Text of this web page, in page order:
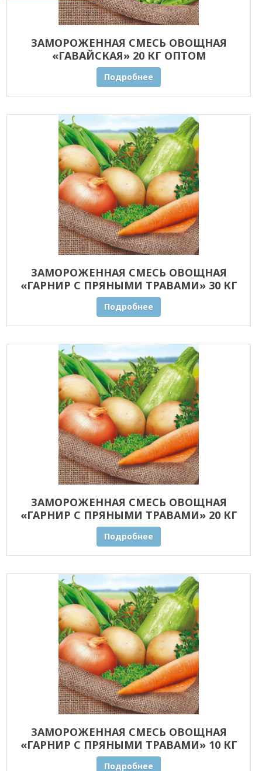
ЗАМОРОЖЕННАЯ СМЕСЬ ОВОЩНАЯ
«ГАВАЙСКАЯ» 20 КГ ОПТОМ
Подробнее
ЗАМОРОЖЕННАЯ СМЕСЬ ОВОЩНАЯ
«ГАРНИР С ПРЯНЫМИ ТРАВАМИ» 30 КГ
ОПТОМ
Подробнее
ЗАМОРОЖЕННАЯ СМЕСЬ ОВОЩНАЯ
«ГАРНИР С ПРЯНЫМИ ТРАВАМИ» 20 КГ
ОПТОМ
Подробнее
ЗАМОРОЖЕННАЯ СМЕСЬ ОВОЩНАЯ
«ГАРНИР С ПРЯНЫМИ ТРАВАМИ» 10 КГ
ОПТОМ
Подробнее